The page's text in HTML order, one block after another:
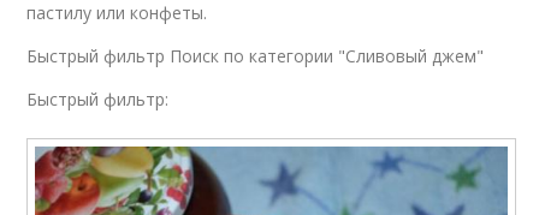
пастилу или конфеты.
Быстрый фильтр Поиск по категории "Сливовый джем"
Быстрый фильтр: